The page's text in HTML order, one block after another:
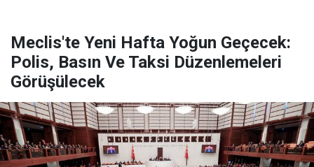
Meclis'te Yeni Hafta Yoğun Geçecek:
Polis, Basın Ve Taksi Düzenlemeleri
Görüşülecek